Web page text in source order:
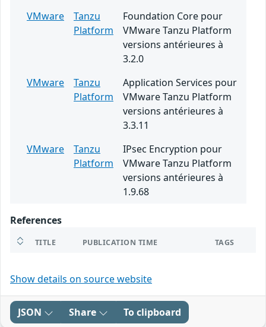
VMware
Tanzu
Platform
Foundation Core pour
VMware Tanzu Platform
versions antérieures à
3.2.0
VMware
Tanzu
Platform
Application Services pour
VMware Tanzu Platform
versions antérieures à
3.3.11
VMware
Tanzu
Platform
IPsec Encryption pour
VMware Tanzu Platform
versions antérieures à
1.9.68
References
TITLE PUBLICATION TIME TAGS
Show details on source website
JSON Share To clipboard